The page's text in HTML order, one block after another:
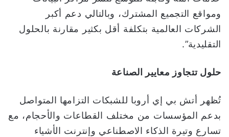
ومواقع التجميع المشترك، وبالتالي دعم أكبر
الشركات العالمية بتكلفة أقل بكثير مقارنة بالحلول
التقليدية”.
حلول تتجاوز معايير الصناعة
تُظهر أتش بي إي أروبا للشبكات التزامها المتواصل
بدعم المؤسسات من مختلف القطاعات والأحجام، مع
تسارع وتيرة الذكاء الاصطناعي وإنترنت الأشياء